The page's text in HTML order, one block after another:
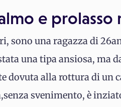
e prolasso
sono una ragazza di
una tipa ansiosa, ma
dovuta alla rottura di un
svenimento, è